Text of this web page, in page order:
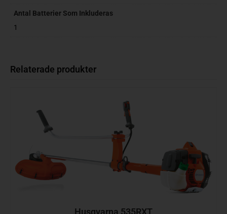
Antal Batterier Som Inkluderas
1
Relaterade produkter